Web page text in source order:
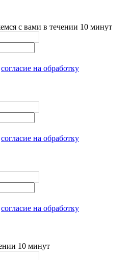
с вами в течении 10 минут
согласие на обработку
согласие на обработку
согласие на обработку
10 минут